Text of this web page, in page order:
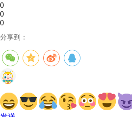
0
0
0
分享到：